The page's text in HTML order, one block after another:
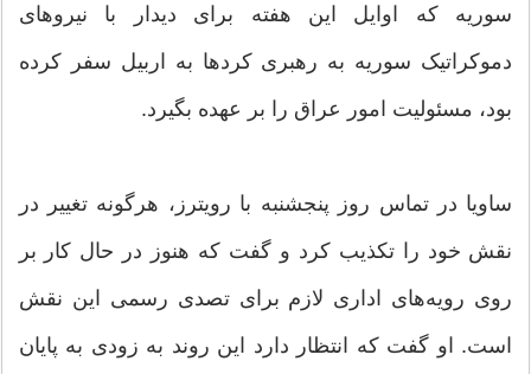
سوریه که اوایل این هفته برای دیدار با نیروهای
دموکراتیک سوریه به رهبری کردها به اربیل سفر کرده
بود، مسئولیت امور عراق را بر عهده بگیرد.
ساویا در تماس روز پنجشنبه با رویترز، هرگونه تغییر در
نقش خود را تکذیب کرد و گفت که هنوز در حال کار بر
روی رویه‌های اداری لازم برای تصدی رسمی این نقش
است. او گفت که انتظار دارد این روند به زودی به پایان